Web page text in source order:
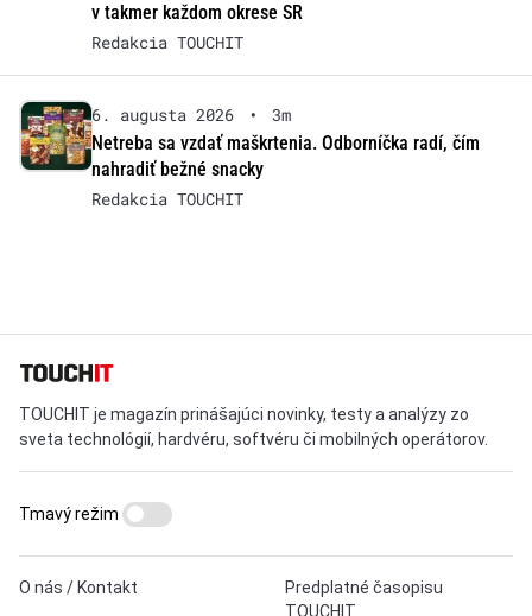
v takmer každom okrese SR
Redakcia TOUCHIT
6. augusta 2026 •
3m
Netreba sa vzdať maškrtenia. Odborníčka radí, čím
nahradiť bežné snacky
Redakcia TOUCHIT
TOUCHIT je magazín prinášajúci novinky, testy a analýzy zo
sveta technológií, hardvéru, softvéru či mobilných operátorov.
O nás / Kontakt
Predplatné časopisu
TOUCHIT
Tmavý režim